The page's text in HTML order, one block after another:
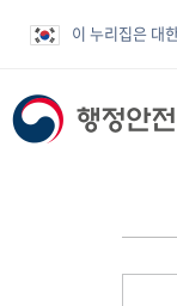
이 누리집은 대